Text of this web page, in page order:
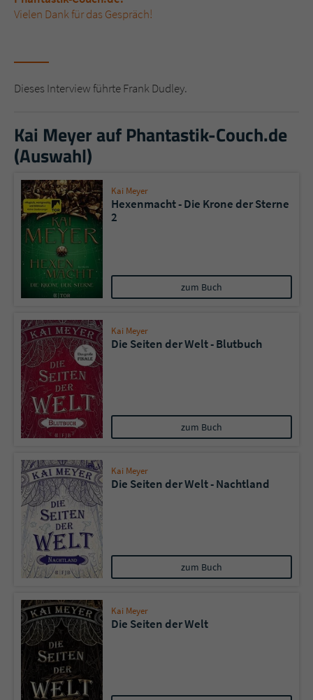
Vielen Dank für das Gespräch!
Dieses Interview führte Frank Dudley.
Kai Meyer auf Phantastik-Couch.de
(Auswahl)
Kai Meyer
Hexenmacht - Die Krone der Sterne
2
zum Buch
Kai Meyer
Die Seiten der Welt - Blutbuch
zum Buch
Kai Meyer
Die Seiten der Welt - Nachtland
zum Buch
Kai Meyer
Die Seiten der Welt